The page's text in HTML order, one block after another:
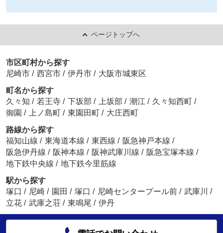
ページトップへ
市区町村から探す
尼崎市 / 西宮市 / 伊丹市 / 大阪市城東区
町名から探す
久々知 / 若王寺 / 下坂部 / 上坂部 / 潮江 / 久々知西町 /
御園 / 上ノ島町 / 東園田町 / 大庄西町
路線から探す
福知山線 / 東海道本線 / 東西線 / 阪急神戸本線 /
阪急伊丹線 / 阪神本線 / 阪神武庫川線 / 阪急宝塚本線 /
地下鉄中央線 / 地下鉄今里筋線
駅から探す
塚口 / 尼崎 / 園田 / 塚口 / 尼崎センタープール前 / 武庫川
/
立花 / 武庫之荘 / 東鳴尾 / 伊丹